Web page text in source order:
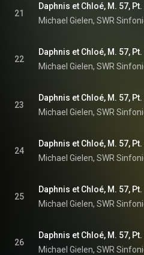
21
22
Daphnis et Chloé, M. 57,
23
24
Daphnis et Chloé, M. 57,
25
Daphnis et Chloé, M. 57,
26